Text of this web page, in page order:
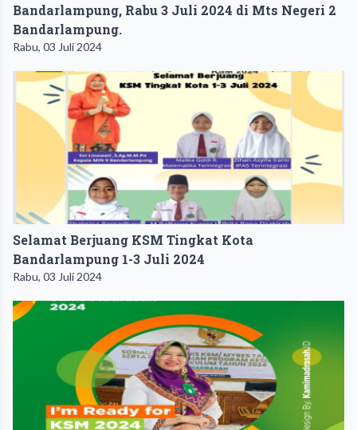
Bandarlampung, Rabu 3 Juli 2024 di Mts Negeri 2
Bandarlampung.
Rabu, 03 Juli 2024
Selamat Berjuang KSM Tingkat Kota
Bandarlampung 1-3 Juli 2024
Rabu, 03 Juli 2024